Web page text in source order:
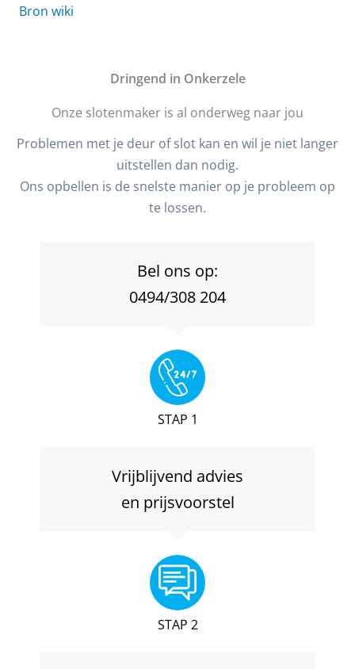
Bron wiki
Dringend in Onkerzele
Onze slotenmaker is al onderweg naar jou
Problemen met je deur of slot kan en wil je niet langer
uitstellen dan nodig.
Ons opbellen is de snelste manier op je probleem op
te lossen.
Bel ons op:
0494/308 204
STAP 1
Vrijblijvend advies
en prijsvoorstel
STAP 2